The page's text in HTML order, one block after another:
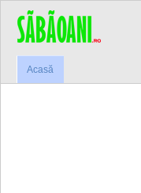
Acasă